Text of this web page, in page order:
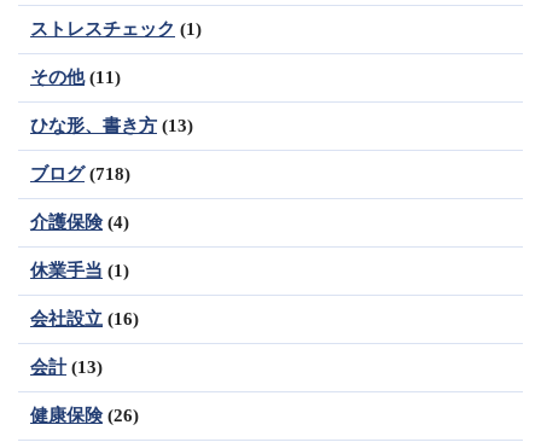
ストレスチェック (1)
その他(11)
ひな形、書き方 (13)
ブログ(718)
介護保険(4)
休業手当 (1)
会社設立 (16)
会計(13)
健康保険(26)